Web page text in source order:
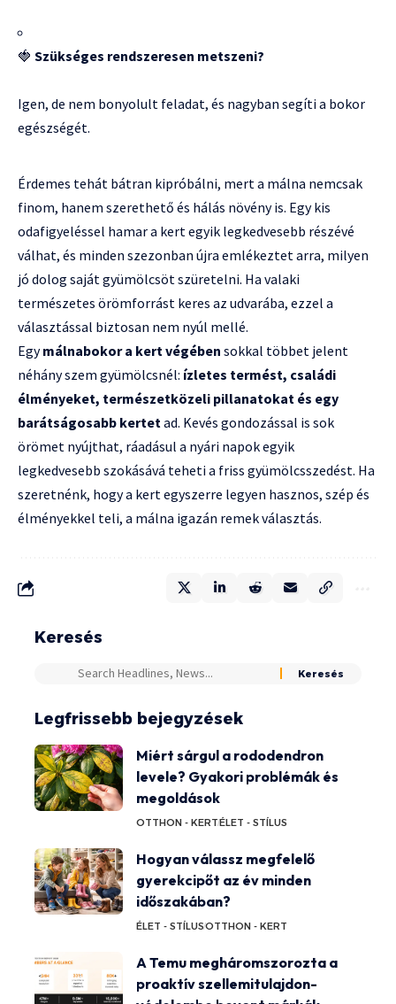
🍓 Szükséges rendszeresen metszeni?
Igen, de nem bonyolult feladat, és nagyban segíti a bokor
egészségét.
Érdemes tehát bátran kipróbálni, mert a málna nemcsak
finom, hanem szerethető és hálás növény is. Egy kis
odafigyeléssel hamar a kert egyik legkedvesebb részévé
válhat, és minden szezonban újra emlékeztet arra, milyen
jó dolog saját gyümölcsöt szüretelni. Ha valaki
természetes örömforrást keres az udvarába, ezzel a
választással biztosan nem nyúl mellé.
Egymálnabokor a kert végében sokkal többet jelent
néhány szem gyümölcsnél: ízletes termést, családi
élményeket, természetközeli pillanatokat és egy
barátságosabb kertet ad. Kevés gondozással is sok
örömet nyújthat, ráadásul a nyári napok egyik
legkedvesebb szokásává teheti a friss gyümölcsszedést. Ha
szeretnénk, hogy a kert egyszerre legyen hasznos, szép és
élményekkel teli, a málna igazán remek választás.
Keresés
Legfrissebb bejegyzések
Miért sárgul a rododendron
levele? Gyakori problémák és
megoldások
OTTHON - KERTÉLET - STÍLUS
Hogyan válassz megfelelő
gyerekcipőt az év minden
időszakában?
ÉLET - STÍLUSOTTHON - KERT
A Temu megháromszorozta a
proaktív szellemitulajdon-